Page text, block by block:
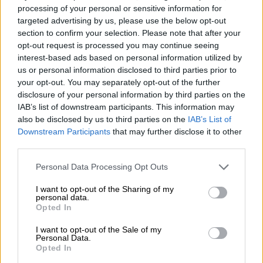
processing of your personal or sensitive information for
targeted advertising by us, please use the below opt-out
section to confirm your selection. Please note that after your
opt-out request is processed you may continue seeing
interest-based ads based on personal information utilized by
us or personal information disclosed to third parties prior to
your opt-out. You may separately opt-out of the further
disclosure of your personal information by third parties on the
IAB’s list of downstream participants. This information may
also be disclosed by us to third parties on the IAB’s List of
Downstream Participants that may further disclose it to other
Please note that this website/app uses one or more Google
not limited to your visit or usage behaviour. You may click to
grant or deny consent to Google and its third-party tags to
use your data for below specified purposes in below Google
consent section.
Personal Data Processing Opt Outs
I want to opt-out of the Sharing of my
personal data.
Opted In
I want to opt-out of the Sale of my
Personal Data.
Opted In
Ο Υφαντίδης εργάστηκε επί 43 χρόνια ως
καταγραφέας στους μετρητές της ΕΥΔΑΠ
μετρώντας καθημερινά δρόμους, βήματα και
ρολόγια — «έτρεχε» κυριολεκτικά μαζί με το
νερό που κατέγραφε.
«Σε όλη μου τη ζωή, και στη δουλειά μου,
είχα μάθει να τρέχω», είπε χαμογελώντας,
λίγο μετά τον τερματισμό του στο
Παναθηναϊκό Στάδιο.
video